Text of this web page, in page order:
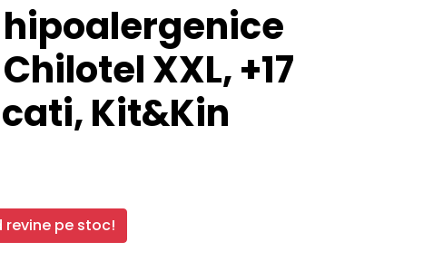
XXL, +17
Kit&Kin
pe stoc!